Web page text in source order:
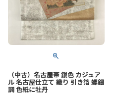
（中古）名古屋帯 銀色 カジュア
ル 名古屋仕立て 織り 引き箔 螺鈿
調 色紙に牡丹